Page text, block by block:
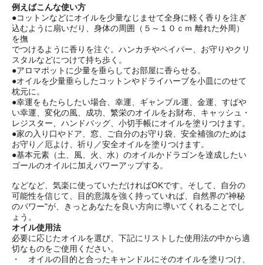
例えばこんな使い方
●コットンなどにオイルを少量なじませて全身に軽く香りを注ぎ
込むように扇いだり、身体の周囲（５～１０ｃｍ 離れた外周）
を撫
でつけるように香りを注ぐ。ハンカチやペイパー、お守りやクリ
スタルなどにつけて持ち歩く。
●アロマポットに少量を垂らしてお部屋に香らせる。
●オイルを少量垂らしたコットンやドライハーブを小皿にのせて
枕元に。
●幸運をもたらしたい場合、幸運、ギャンブル運、金運、すばや
い幸運、変化の風、成功、繁栄のオイルをお財布、キャッシュ・
レジスター、ハンドバッグ、小切手帳にオイルを塗りつけます。
●家の入り口やドア、窓、ご自分のお守り袋、安全補強のためは
お守り／厄よけ、祈り／安全オイルを塗りつけます。
●基本元素（土、風、火、水）のオイルかドラゴンを達成したい
ゴールのオイルに加えパワーアップする。
などなど、気楽に使っていただければOKです。そして、自分の
可能性を信じて、目的意識を強く持っていれば、自然界の"神秘
のパワー"が、きっとあなたを良い方向に導いてくれることでし
ょう。
オイル使用法
必要に応じたオイルを選び、下記にリストした使用法の中から適
切なものをご使用ください。
・ オイルの目的と合ったキャンドルにそのオイルを塗りつけ、